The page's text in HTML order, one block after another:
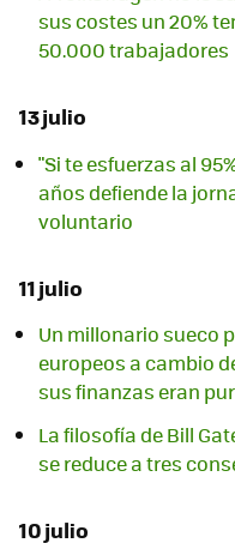
sus costes un 20%
50.000 trabajadores
13 julio
"Si te esfuerzas al
años defiende la
voluntario
11 julio
Un millonario sueco
europeos a cambio
sus finanzas eran
La filosofía de Bill
se reduce a tres
10 julio